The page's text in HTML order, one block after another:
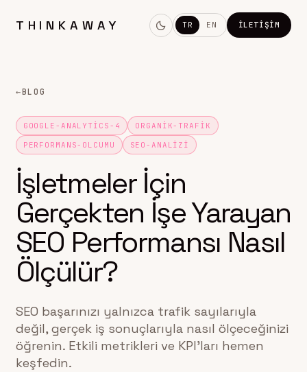
THINKAWAY TR EN İLETIŞIM
←BLOG
GOOGLE-ANALYTICS-4
ORGANIK-TRAFIK
PERFORMANS-OLCUMU
SEO-ANALIZI
İşletmeler İçin
Gerçekten İşe Yarayan
SEO Performansı Nasıl
Ölçülür?
SEO başarınızı yalnızca trafik sayılarıyla
değil, gerçek iş sonuçlarıyla nasıl ölçeceğinizi
öğrenin. Etkili metrikleri ve KPI'ları hemen
keşfedin.